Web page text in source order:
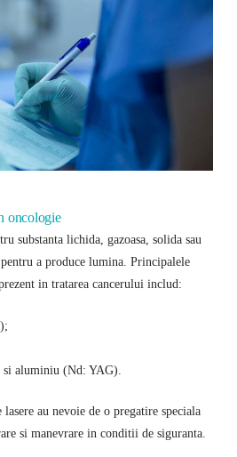
oncologie
substanta lichida, gazoasa, solida sau
a produce lumina. Principalele
in tratarea cancerului includ:
aluminiu (Nd: YAG).
au nevoie de o pregatire speciala
si manevrare in conditii de siguranta.